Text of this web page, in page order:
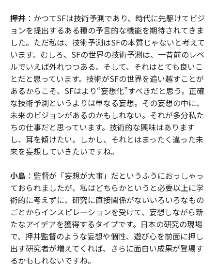
押井：かつてSFは技術予測であり、時代に先駆けてビジ
ョンを提出するある種の予言的な機能を期待されてきま
した。ただ私は、技術予測はSFの本質じゃないと考えて
います。むしろ、SFの世界の技術予測は、一昔前のレベ
ルでいえば外れつつある。そして、それはとても良いこ
とだと思っています。技術がSFの世界を追い越すことが
あるからこそ、SFはより“妄想化”すべきだと思う。正確
な技術予測というよりは単なる妄想。その妄想の中に、
未来のビジョンがあるのかもしれない。それが多分私た
ちの仕事だと思っています。技術的な興味はあります
し、耳を傾けたい。しかし、それとはまったく違った未
来を妄想していきたいですね。
小島：監督が「妄想が大事」だというふうにおっしゃっ
ておられましたが、私はどちらかというと必要以上に学
術的に考えずに、研究に直接関係がないいろいろなもの
ごとからインスピレーションを受けて、妄想しながら新
たなアイデアを獲得するタイプです。日本の研究の現場
で、押井監督のような妄想や個性、遊び心を前面に押し
出す研究者が増えてくれば、さらに面白い成果が登場す
るかもしれないですね。